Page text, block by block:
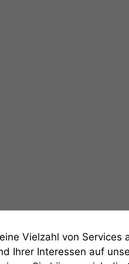
Vielzahl von
Ihrer Interessen auf